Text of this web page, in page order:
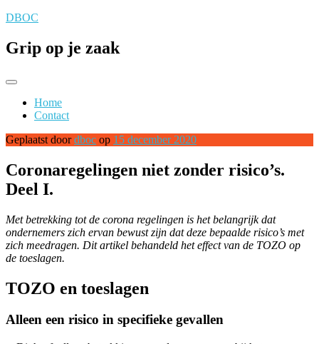
Naar
inhoud
springen
DBOC
Grip op je zaak
Home
Contact
Geplaatst doordboc op 15 december 2020
Coronaregelingen niet zonder risico’s.
Deel I.
Met betrekking tot de corona regelingen is het belangrijk dat
ondernemers zich ervan bewust zijn dat deze bepaalde risico’s met
zich meedragen. Dit artikel behandeld het effect van de TOZO op
de toeslagen.
TOZO en toeslagen
Alleen een risico in specifieke gevallen